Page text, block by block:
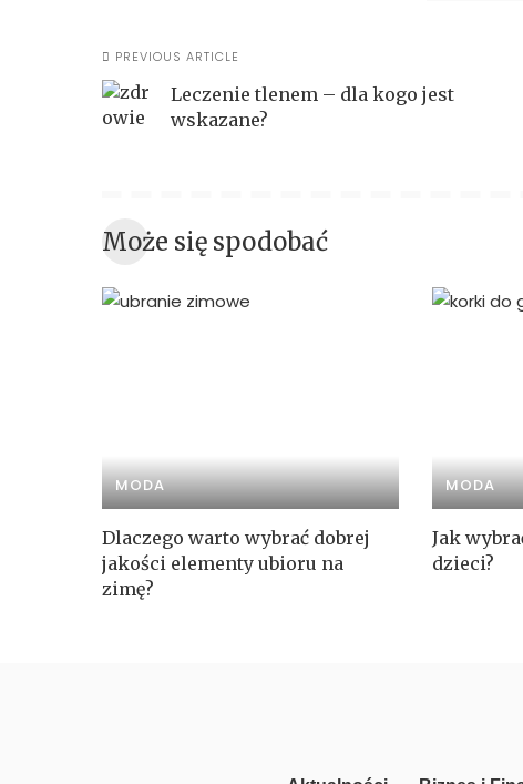
PREVIOUS ARTICLE
Leczenie tlenem – dla kogo jest
wskazane?
Może się spodobać
MODA
Dlaczego warto wybrać dobrej
jakości elementy ubioru na
zimę?
MODA
Jak
dzieci?